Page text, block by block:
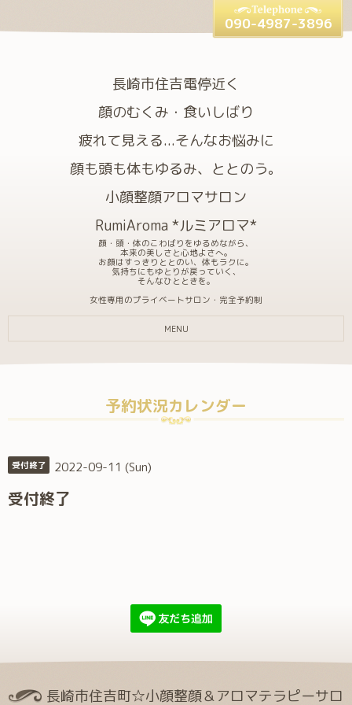
長崎市住吉電停近く
顔のむくみ・食いしばり
疲れて見える...そんなお悩みに
顔も頭も体もゆるみ、ととのう。
小顔整顔アロマサロン
RumiAroma *ルミアロマ*
顔・頭・体のこわばりをゆるめながら、
本来の美しさと心地よさへ。
お顔はすっきりととのい、体もラクに。
気持ちにもゆとりが戻っていく、
そんなひとときを。
女性専用のプライベートサロン・完全予約制
090-4987-3896
MENU
予約状況カレンダー
受付終了 2022-09-11 (Sun)
受付終了
長崎市住吉町☆小顔整顔＆アロマテラピーサロ